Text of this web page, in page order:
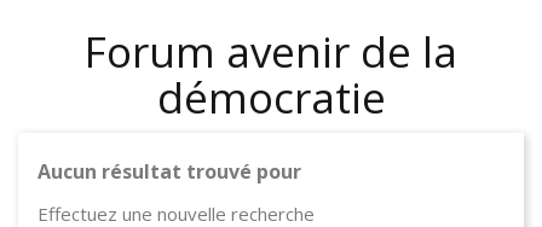
Forum avenir de la
démocratie
Aucun résultat trouvé pour
Effectuez une nouvelle recherche